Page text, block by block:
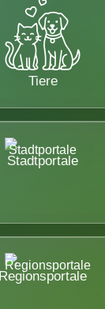
Tiere
Stadtportale
Regionsportale